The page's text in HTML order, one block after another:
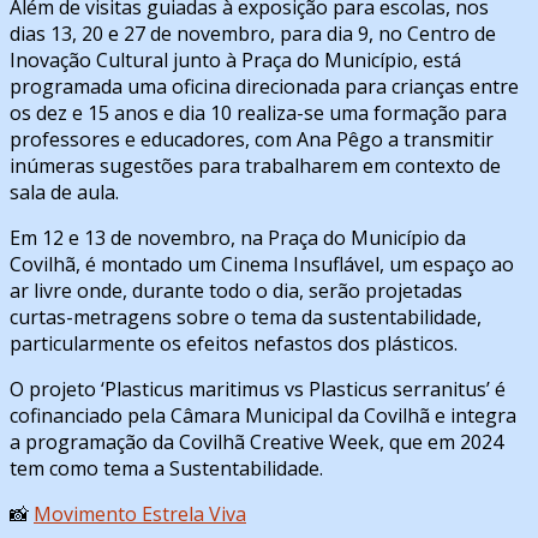
Além de visitas guiadas à exposição para escolas, nos
dias 13, 20 e 27 de novembro, para dia 9, no Centro de
Inovação Cultural junto à Praça do Município, está
programada uma oficina direcionada para crianças entre
os dez e 15 anos e dia 10 realiza-se uma formação para
professores e educadores, com Ana Pêgo a transmitir
inúmeras sugestões para trabalharem em contexto de
sala de aula.
Em 12 e 13 de novembro, na Praça do Município da
Covilhã, é montado um Cinema Insuflável, um espaço ao
ar livre onde, durante todo o dia, serão projetadas
curtas-metragens sobre o tema da sustentabilidade,
particularmente os efeitos nefastos dos plásticos.
O projeto ‘Plasticus maritimus vs Plasticus serranitus’ é
cofinanciado pela Câmara Municipal da Covilhã e integra
a programação da Covilhã Creative Week, que em 2024
tem como tema a Sustentabilidade.
📸 Movimento Estrela Viva